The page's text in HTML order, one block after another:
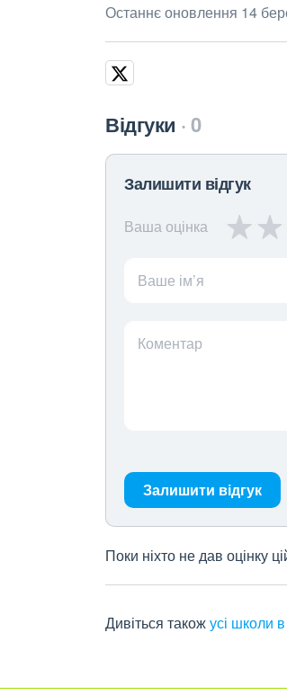
Останнє оновлення 14
Відгуки 0
Залишити відгук
Ваша оцінка
Ваше ім’я
Коментар
Залишити відгук
Поки ніхто не дав оцінку
Дивіться такожусі школи